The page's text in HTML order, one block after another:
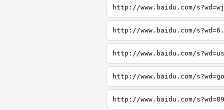
http://www.baidu.com/
http://www.baidu.com/
http://www.baidu.com/
http://www.baidu.com/
http://www.baidu.com/